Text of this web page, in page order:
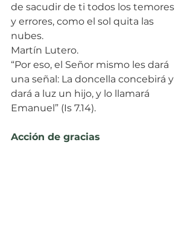
de sacudir de ti todos los temores
y errores, como el sol quita las
nubes.
Martín Lutero.
“Por eso, el Señor mismo les dará
una señal: La doncella concebirá y
dará a luz un hijo, y lo llamará
Emanuel” (Is 7.14).
Acción de gracias